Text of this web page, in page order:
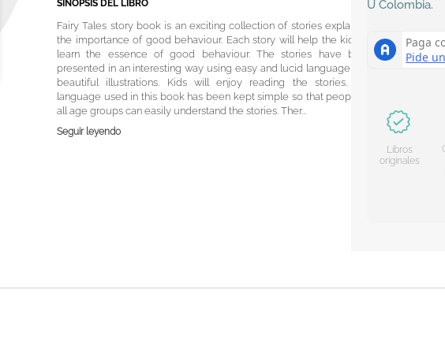
SINOPSIS DEL LIBRO
Fairy Tales story book is an exciting collection of stories explaining
the importance of good behaviour. Each story will help the kids to
learn the essence of good behaviour. The stories have been
presented in an interesting way using easy and lucid language with
beautiful illustrations. Kids will enjoy reading the stories. The
language used in this book has been kept simple so that people of
all age groups can easily understand the stories. Ther...
Seguir leyendo
U Colombia.
Libros
originales